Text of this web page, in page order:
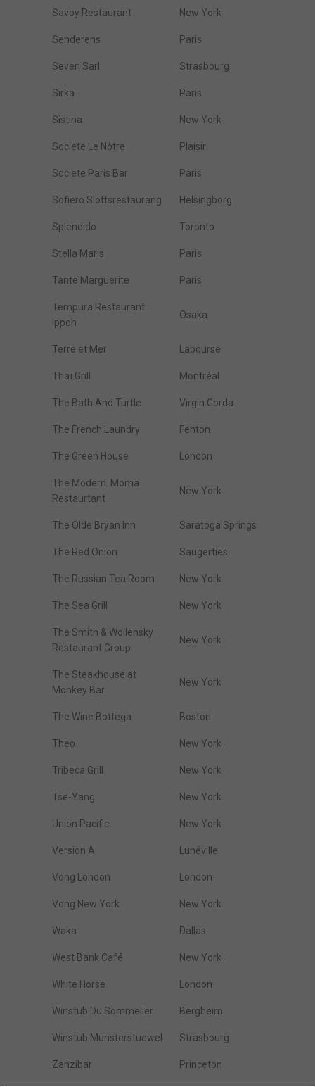
Savoy Restaurant New York
Senderens Paris
Seven Sarl Strasbourg
Sirka Paris
Sistina New York
Societe Le Nôtre Plaisir
Societe Paris Bar Paris
Sofiero Slottsrestaurang Helsingborg
Splendido Toronto
Stella Maris Paris
Tante Marguerite Paris
Tempura Restaurant
Ippoh
Osaka
Terre et Mer Labourse
Thaï Grill Montréal
The Bath And Turtle Virgin Gorda
The French Laundry Fenton
The Green House London
The Modern. Moma
Restaurtant
New York
The Olde Bryan Inn Saratoga Springs
The Red Onion Saugerties
The Russian Tea Room New York
The Sea Grill New York
The Smith & Wollensky
Restaurant Group
New York
The Steakhouse at
Monkey Bar
New York
The Wine Bottega Boston
Theo New York
Tribeca Grill New York
Tse-Yang New York
Union Pacific New York
Version A Lunéville
Vong London London
Vong New York New York
Waka Dallas
West Bank Café New York
White Horse London
Winstub Du Sommelier Bergheim
Winstub Munsterstuewel Strasbourg
Zanzibar Princeton